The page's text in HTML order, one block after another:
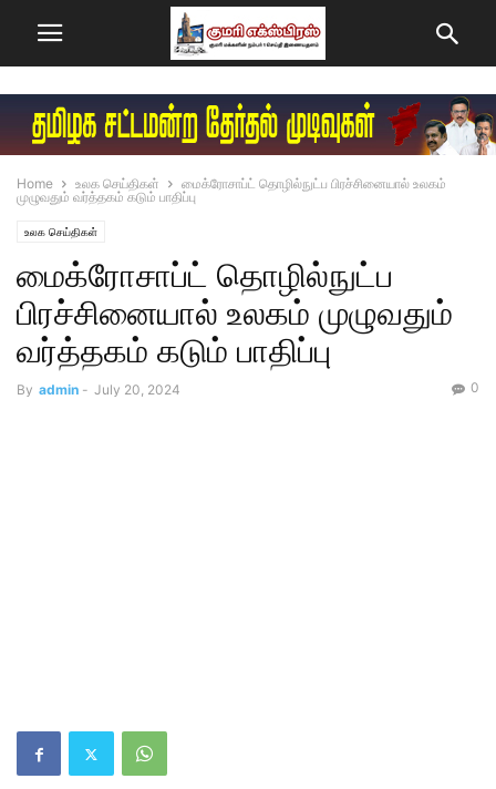
Home உலக செய்திகள்
மைக்ரோசாப்ட் தொழில்நுட்ப பிரச்சினையால் உலகம்
முழுவதும் வர்த்தகம் கடும் பாதிப்பு
உலக செய்திகள்
மைக்ரோசாப்ட் தொழில்நுட்ப
பிரச்சினையால் உலகம் முழுவதும்
வர்த்தகம் கடும் பாதிப்பு
By admin - July 20, 2024 0